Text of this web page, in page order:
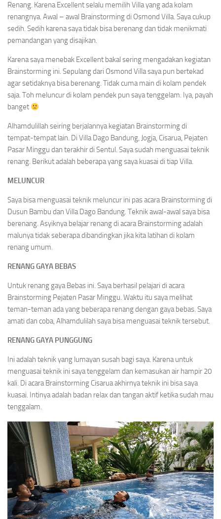
Renang. Karena Excellent selalu memilih Villa yang ada kolam
renangnya. Awal – awal Brainstorming di Osmond Villa. Saya cukup
sedih. Sedih karena saya tidak bisa berenang dan tidak menikmati
pemandangan yang disajikan.
Karena saya menebak Excellent bakal sering mengadakan kegiatan
Brainstorming ini. Sepulang dari Osmond Villa saya pun bertekad
agar setidaknya bisa berenang. Tidak cuma main di kolam pendek
saja. Toh meluncur di kolam pendek pun saya tenggelam. Iya, payah
banget
Alhamdulillah seiring berjalannya kegiatan Brainstorming di
tempat-tempat lain. Di Villa Dago Bandung, Jogja, Cisarua, Pejaten
Pasar Minggu dan terakhir di Sentul. Saya sudah menguasai teknik
renang. Berikut adalah beberapa yang saya kuasai di tiap Villa.
MELUNCUR
Saya bisa menguasai teknik meluncur ini pas acara Brainstorming di
Dusun Bambu dan Villa Dago Bandung. Teknik awal-awal saya bisa
berenang. Asyiknya belajar renang di acara Brainstorming adalah
malunya tidak seberapa dibandingkan jika kita latihan di kolam
renang umum.
RENANG GAYA BEBAS
Untuk renang gaya Bebas ini. Saya berhasil pelajari di acara
Brainstorming Pejaten Pasar Minggu. Waktu itu saya melihat
teman-teman ada yang beberapa renang dengan gaya bebas. Saya
amati dan coba, Alhamdulilah saya bisa menguasai teknik tersebut.
RENANG GAYA PUNGGUNG
Ini adalah teknik yang lumayan susah bagi saya. Karena untuk
menguasai teknik ini saya tenggelam dan kemasukan air hampir 20
kali. Di acara Brainstorming Cisarua akhirnya teknik ini bisa saya
kuasai. Intinya adalah badan relax dan tangan aktif ketika sudah mau
tenggalam.